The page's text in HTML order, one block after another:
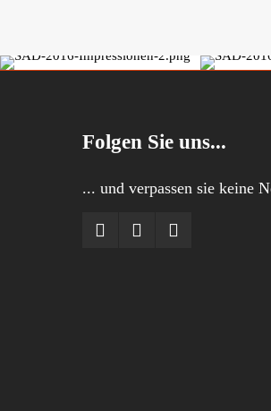
Folgen Sie uns...
... und verpassen sie keine